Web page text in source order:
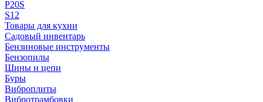
P20S
S12
Товары для кухни
Садовый инвентарь
Бензиновые инструменты
Бензопилы
Шины и цепи
Буры
Виброплиты
Вибротрамбовки